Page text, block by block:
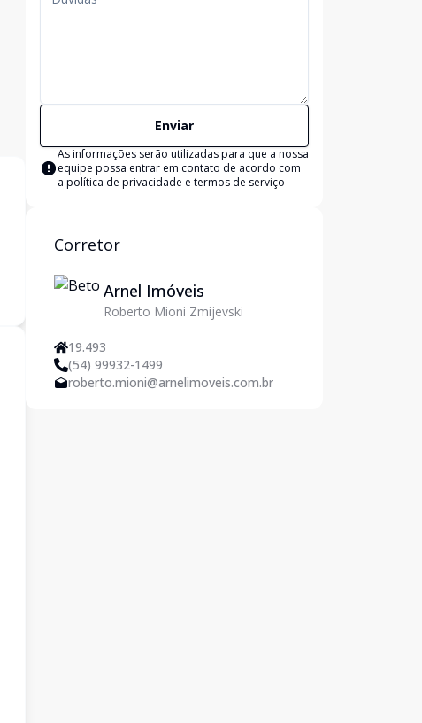
Enviar
As informações serão utilizadas para que a nossa
equipe possa entrar em contato de acordo com
a política de privacidade e termos de serviço
Corretor
Arnel Imóveis
Roberto Mioni Zmijevski
19.493
(54) 99932-1499
roberto.mioni@arnelimoveis.com.br